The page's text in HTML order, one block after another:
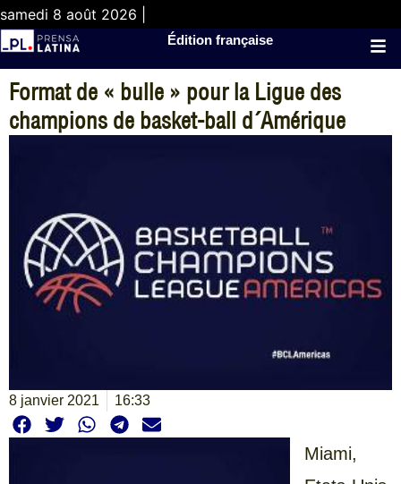
samedi 8 août 2026 |
Édition française
Format de « bulle » pour la Ligue des
champions de basket-ball d´Amérique
8 janvier 2021 16:33
Miami,